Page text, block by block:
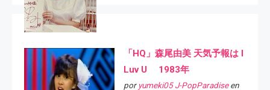
「HQ」森尾由美 天気予報は I
Luv U 1983年
por yumeki05 J-PopParadiseen